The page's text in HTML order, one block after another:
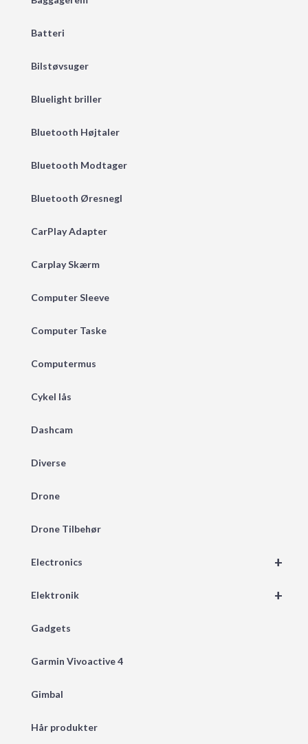
Batteri
Bilstøvsuger
Bluelight briller
Bluetooth Højtaler
Bluetooth Modtager
Bluetooth Øresnegl
CarPlay Adapter
Carplay Skærm
Computer Sleeve
Computer Taske
Computermus
Cykel lås
Dashcam
Diverse
Drone
Drone Tilbehør
+
Electronics
+
Elektronik
Gadgets
Garmin Vivoactive 4
Gimbal
Hår produkter